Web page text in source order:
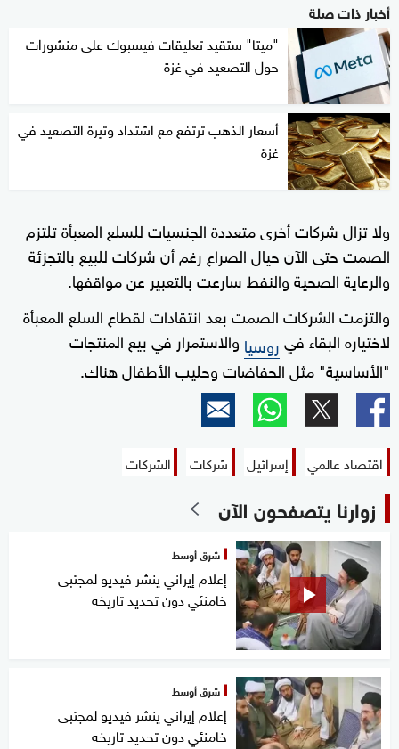
أخبار ذات صلة
"ميتا" ستقيد تعليقات فيسبوك على منشورات
حول التصعيد في غزة
أسعار الذهب ترتفع مع اشتداد وتيرة التصعيد في
غزة
ولا تزال شركات أخرى متعددة الجنسيات للسلع المعبأة تلتزم
الصمت حتى الآن حيال الصراع رغم أن شركات للبيع بالتجزئة
والرعاية الصحية والنفط سارعت بالتعبير عن مواقفها.
والتزمت الشركات الصمت بعد انتقادات لقطاع السلع المعبأة
لاختياره البقاء فيروسيا والاستمرار في بيع المنتجات
"الأساسية" مثل الحفاضات وحليب الأطفال هناك.
اقتصاد عالمي إسرائيل شركات الشركات
زوارنا يتصفحون الآن
شرق أوسط
إعلام إيراني ينشر فيديو لمجتبى
خامنئي دون تحديد تاريخه
شرق أوسط
إعلام إيراني ينشر فيديو لمجتبى
خامنئي دون تحديد تاريخه